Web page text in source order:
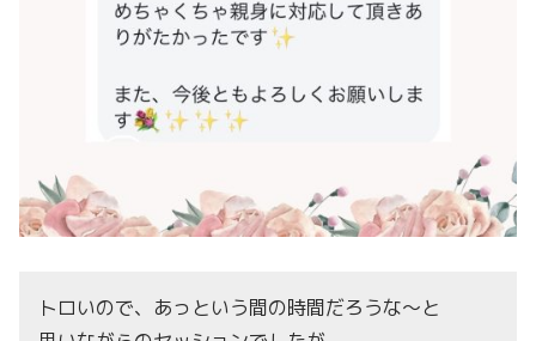
トロいので、あっという間の時間だろうな〜と